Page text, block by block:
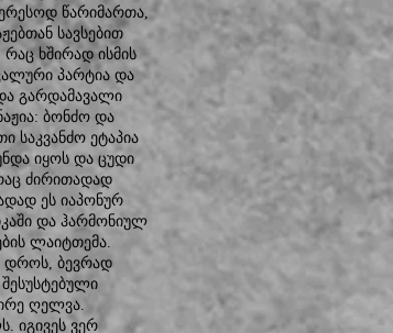
წარიმართა,
სავსებით
ხშირად ისმის
პარტია და
გარდამავალი
ბონძო და
საკვანძო ეტაპია
იყოს და ცუდი
ძირითადად
ეს იაპონურ
და ჰარმონიულ
ლაიტთემა.
დროს, ბევრად
ღელვა.
იგივეს ვერ